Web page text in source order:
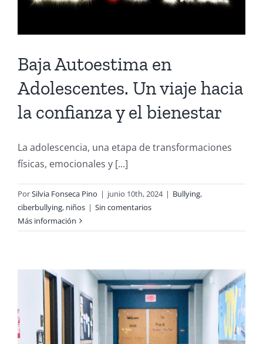
Baja Autoestima en
Adolescentes. Un viaje hacia
la confianza y el bienestar
La adolescencia, una etapa de transformaciones
físicas, emocionales y [...]
PorSilvia Fonseca Pino | junio 10th, 2024 | Bullying,
ciberbullying, niños | Sin comentarios
Más información